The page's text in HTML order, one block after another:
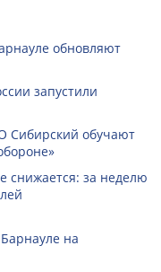
обновляют
запустили
Сибирский обучают
снижается: за неделю
на